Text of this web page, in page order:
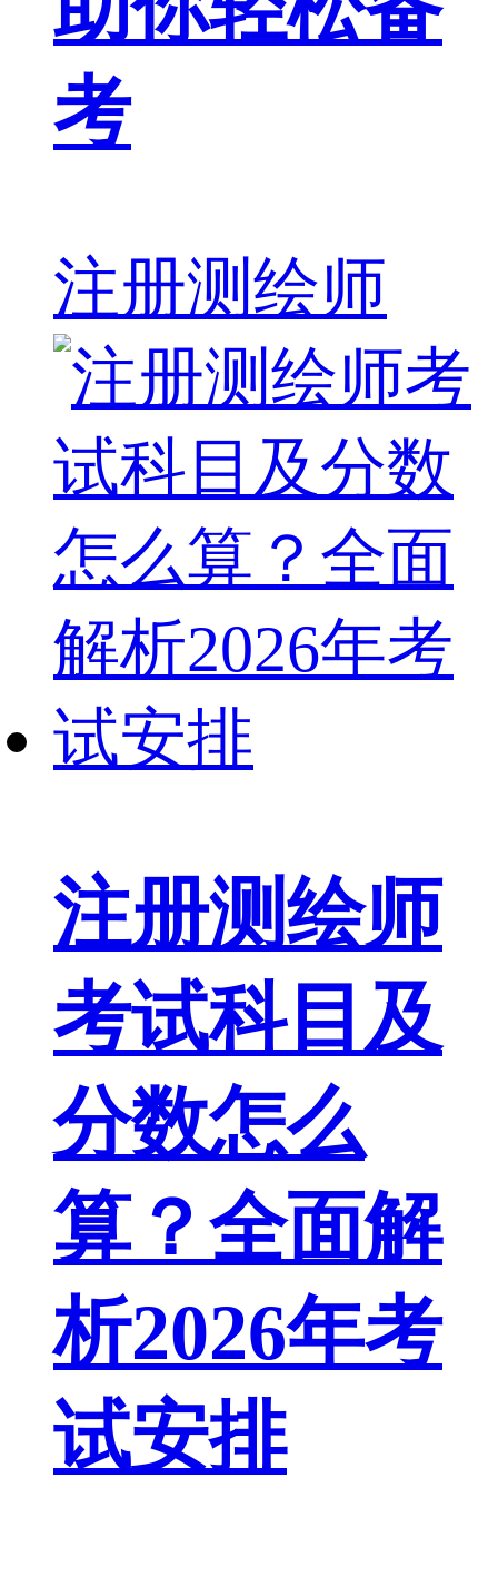
考
注册测绘师
注册测绘师
考试科目及
分数怎么
算？全面解
析2026年考
试安排